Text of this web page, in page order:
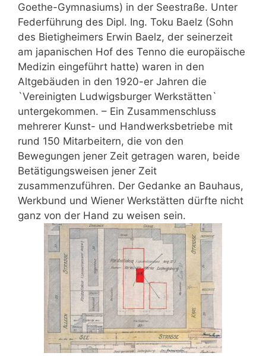
Goethe-Gymnasiums) in der Seestraße. Unter
Federführung des Dipl. Ing. Toku Baelz (Sohn
des Bietigheimers Erwin Baelz, der seinerzeit
am japanischen Hof des Tenno die europäische
Medizin eingeführt hatte) waren in den
Altgebäuden in den 1920-er Jahren die
`Vereinigten Ludwigsburger Werkstätten`
untergekommen. – Ein Zusammenschluss
mehrerer Kunst- und Handwerksbetriebe mit
rund 150 Mitarbeitern, die von den
Bewegungen jener Zeit getragen waren, beide
Betätigungsweisen jener Zeit
zusammenzuführen. Der Gedanke an Bauhaus,
Werkbund und Wiener Werkstätten dürfte nicht
ganz von der Hand zu weisen sein.